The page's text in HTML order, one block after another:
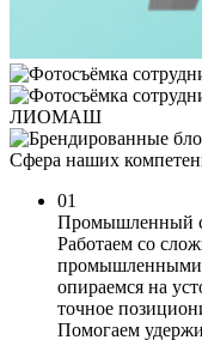
Сфера наших
01
Промышленный
Работаем со
промышленными
опираемся на
точное
Помогаем